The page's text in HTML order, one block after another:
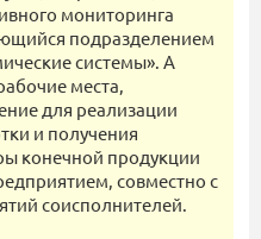
мониторинга
подразделением
системы». А
места,
для реализации
и получения
конечной продукции
совместно с
соисполнителей.